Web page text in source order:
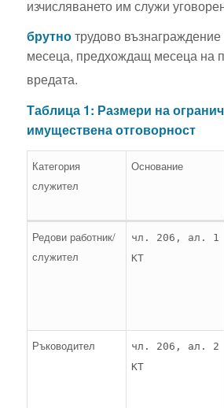
изчисляването им служи
брутнотрудово възнаграждение
месеца, предхождащ месеца на
вредата.
Таблица 1: Размери на
имуществена отговорност
Категория
служител
Основание
Редови работник/
служител
чл. 206, ал. 1
КТ
Ръководител
чл. 206, ал. 2
КТ